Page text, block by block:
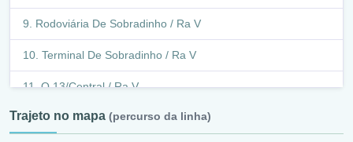
Rodoviária De Sobradinho / Ra V
Terminal De Sobradinho / Ra V
Q.13/Central / Ra V
Q13/12 (Rua 3) / Ra V
Trajeto no mapa (percurso da linha)